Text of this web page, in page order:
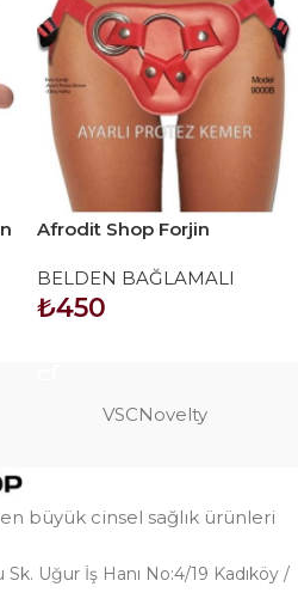
Afrodit Shop Forjin
Belden Bağlama Kemeri
Kırmızı
BELDEN BAĞLAMALI
₺450
VSCNovelty
büyük cinsel sağlık ürünleri
Uğur İş Hanı No:4/19 Kadıköy /